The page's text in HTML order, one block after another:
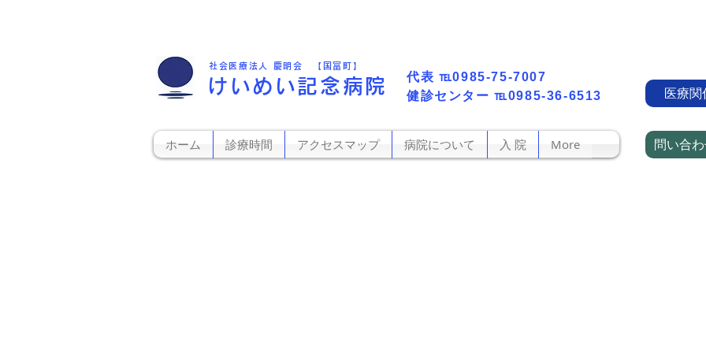
​健診センター℡0985-36-6513
社会医療法人 慶明会 【国富町】
けいめい記念病院 代表​ ℡0985-75-7007
医療関
ホーム 診療時間 アクセスマップ 病院について 入 院 More 問い合